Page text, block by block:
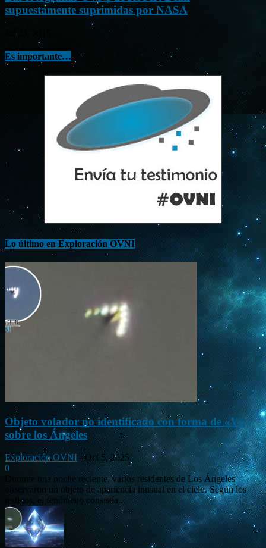
supuestamente suprimidas por NASA
Es importante…
Lo último en Exploración OVNI
Objeto volador no identificado con forma de «V»
sobre los Ángeles
Exploración OVNI - Oct 5, 2025
0
Durante una noche reciente, varios residentes de Los Ángeles
observaron un objeto de apariencia inusual en el cielo. Según los
testigos, el fenómeno consistía...